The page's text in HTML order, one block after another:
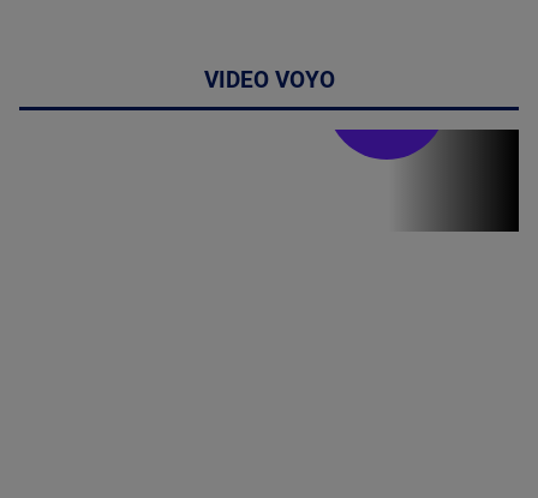
VIDEO VOYO
Stirile PRO TV